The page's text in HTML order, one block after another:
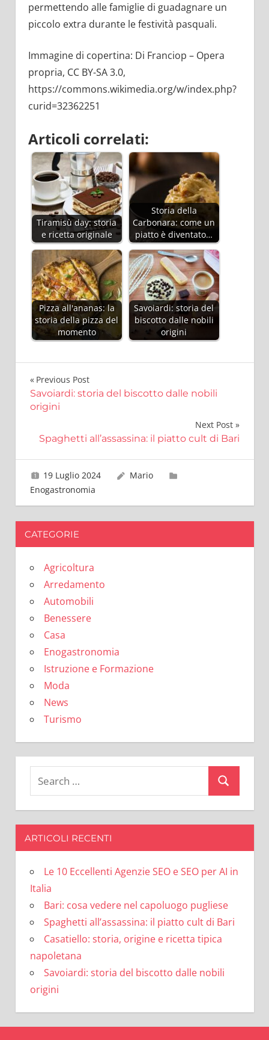
permettendo alle famiglie di guadagnare un
piccolo extra durante le festività pasquali.
Immagine di copertina: Di Franciop – Opera
propria, CC BY-SA 3.0,
https://commons.wikimedia.org/w/index.php?
curid=32362251
Articoli correlati:
Tiramisù day: storia
e ricetta originale
Storia della
Carbonara: come un
piatto è diventato…
Pizza all'ananas: la
storia della pizza del
momento
Savoiardi: storia del
biscotto dalle nobili
origini
Navigazione
articoli
Previous Post
Savoiardi: storia del biscotto dalle nobili
origini
Next Post
Spaghetti all’assassina: il piatto cult di Bari
19 Luglio 2024
Mario
Enogastronomia
CATEGORIE
Agricoltura
Arredamento
Automobili
Benessere
Casa
Enogastronomia
Istruzione e Formazione
Moda
News
Turismo
Search
ARTICOLI RECENTI
Le 10 Eccellenti Agenzie SEO e SEO per AI in
Italia
Bari: cosa vedere nel capoluogo pugliese
Spaghetti all’assassina: il piatto cult di Bari
Casatiello: storia, origine e ricetta tipica
napoletana
Savoiardi: storia del biscotto dalle nobili
origini